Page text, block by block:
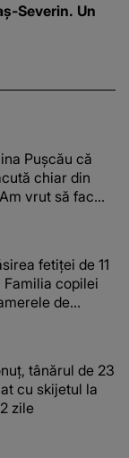
Severin. Un
Pușcău că
chiar din
vrut să fac
fetiței de 11
Familia copilei
de
tânărul de 23
cu skijetul la
zile